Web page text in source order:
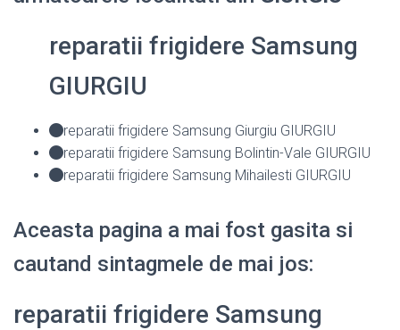
reparatii frigidere Samsung
GIURGIU
reparatii frigidere Samsung Giurgiu GIURGIU
reparatii frigidere Samsung Bolintin-Vale GIURGIU
reparatii frigidere Samsung Mihailesti GIURGIU
Aceasta pagina a mai fost gasita si
cautand sintagmele de mai jos:
reparatii frigidere Samsung